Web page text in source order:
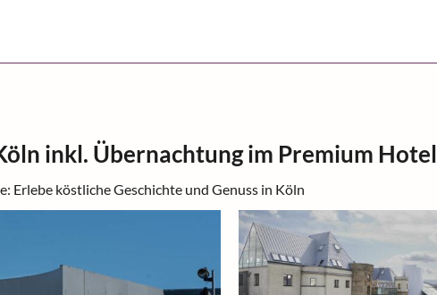
inkl. Übernachtung im Premium Hotel
Erlebe köstliche Geschichte und Genuss in Köln